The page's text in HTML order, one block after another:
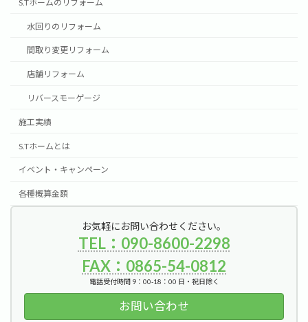
S.Tホームのリフォーム
水回りのリフォーム
間取り変更リフォーム
店舗リフォーム
リバースモーゲージ
施工実績
S.Tホームとは
イベント・キャンペーン
各種概算金額
お気軽にお問い合わせください。
TEL：090-8600-2298
FAX：0865-54-0812
電話受付時間 9：00-18：00 日・祝日除く
お問い合わせ